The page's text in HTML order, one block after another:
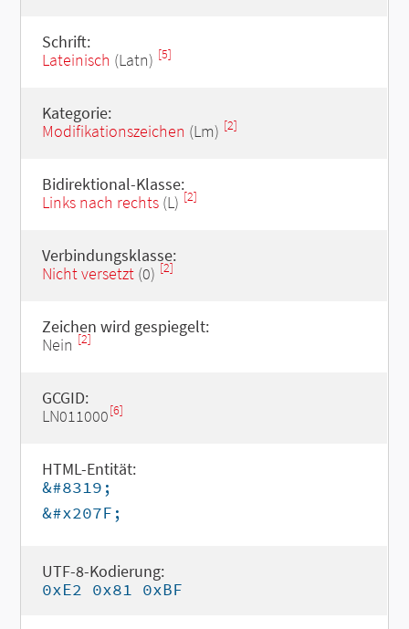
Schrift:
Lateinisch (Latn) [5]
Kategorie:
Modifikationszeichen (Lm) [2]
Bidirektional-Klasse:
Links nach rechts(L) [2]
Verbindungsklasse:
Nicht versetzt(0) [2]
Zeichen wird gespiegelt:
Nein [2]
GCGID:
LN011000[6]
HTML-Entität:
&#8319;
&#x207F;
UTF-8-Kodierung:
0xE2 0x81 0xBF